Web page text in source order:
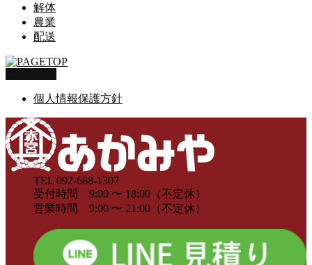
解体
農業
配送
個人情報保護方針
TEL 092-688-1307
受付時間 9:00 〜 18:00（不定休）
営業時間 9:00 〜 21:00（不定休）